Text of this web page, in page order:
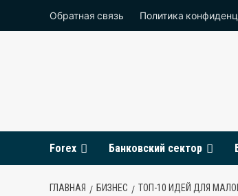
Обратная связь Политика
Forex Банковский сектор
ГЛАВНАЯ БИЗНЕС ТОП-10 ИДЕЙ ДЛЯ